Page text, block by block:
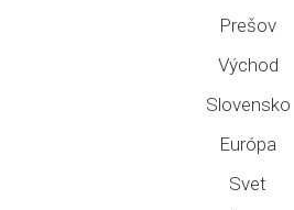
Prešov
Východ
Slovensko
Európa
Svet